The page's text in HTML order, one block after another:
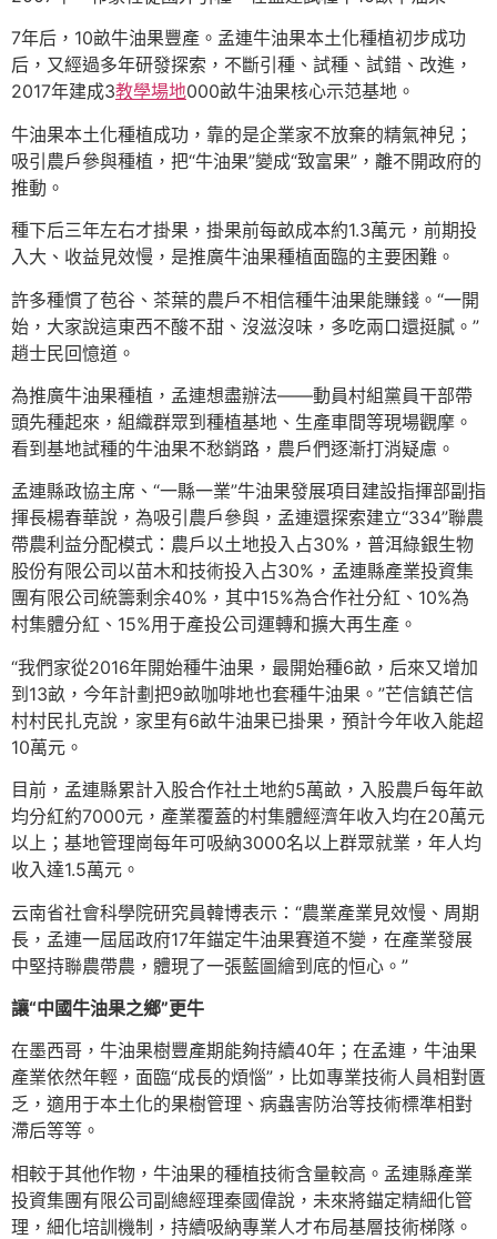
7年后，10畝牛油果豐產。孟連牛油果本土化種植初步成功
后，又經過多年研發探索，不斷引種、試種、試錯、改進，
2017年建成3教學場地000畝牛油果核心示范基地。
牛油果本土化種植成功，靠的是企業家不放棄的精氣神兒；
吸引農戶參與種植，把“牛油果”變成“致富果”，離不開政府的
推動。
種下后三年左右才掛果，掛果前每畝成本約1.3萬元，前期投
入大、收益見效慢，是推廣牛油果種植面臨的主要困難。
許多種慣了苞谷、茶葉的農戶不相信種牛油果能賺錢。“一開
始，大家說這東西不酸不甜、沒滋沒味，多吃兩口還挺膩。”
趙士民回憶道。
為推廣牛油果種植，孟連想盡辦法——動員村組黨員干部帶
頭先種起來，組織群眾到種植基地、生產車間等現場觀摩。
看到基地試種的牛油果不愁銷路，農戶們逐漸打消疑慮。
孟連縣政協主席、“一縣一業”牛油果發展項目建設指揮部副指
揮長楊春華說，為吸引農戶參與，孟連還探索建立“334”聯農
帶農利益分配模式：農戶以土地投入占30%，普洱綠銀生物
股份有限公司以苗木和技術投入占30%，孟連縣產業投資集
團有限公司統籌剩余40%，其中15%為合作社分紅、10%為
村集體分紅、15%用于產投公司運轉和擴大再生產。
“我們家從2016年開始種牛油果，最開始種6畝，后來又增加
到13畝，今年計劃把9畝咖啡地也套種牛油果。”芒信鎮芒信
村村民扎克說，家里有6畝牛油果已掛果，預計今年收入能超
10萬元。
目前，孟連縣累計入股合作社土地約5萬畝，入股農戶每年畝
均分紅約7000元，產業覆蓋的村集體經濟年收入均在20萬元
以上；基地管理崗每年可吸納3000名以上群眾就業，年人均
收入達1.5萬元。
云南省社會科學院研究員韓博表示：“農業產業見效慢、周期
長，孟連一屆屆政府17年錨定牛油果賽道不變，在產業發展
中堅持聯農帶農，體現了一張藍圖繪到底的恒心。”
讓“中國牛油果之鄉”更牛
在墨西哥，牛油果樹豐產期能夠持續40年；在孟連，牛油果
產業依然年輕，面臨“成長的煩惱”，比如專業技術人員相對匱
乏，適用于本土化的果樹管理、病蟲害防治等技術標準相對
滯后等等。
相較于其他作物，牛油果的種植技術含量較高。孟連縣產業
投資集團有限公司副總經理秦國偉說，未來將錨定精細化管
理，細化培訓機制，持續吸納專業人才布局基層技術梯隊。